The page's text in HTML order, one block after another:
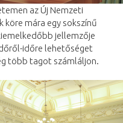
az Új Nemzeti
köre mára egy sokszínű
jellemzője
időre lehetőséget
több tagot számláljon.